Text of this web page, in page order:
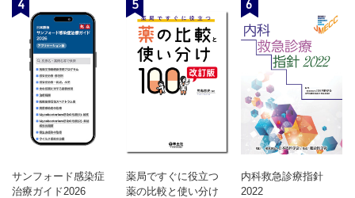
4
サンフォード感染症
治療ガイド2026
5
薬局ですぐに役立つ
薬の比較と使い分け
6
内科救急診療指針
2022